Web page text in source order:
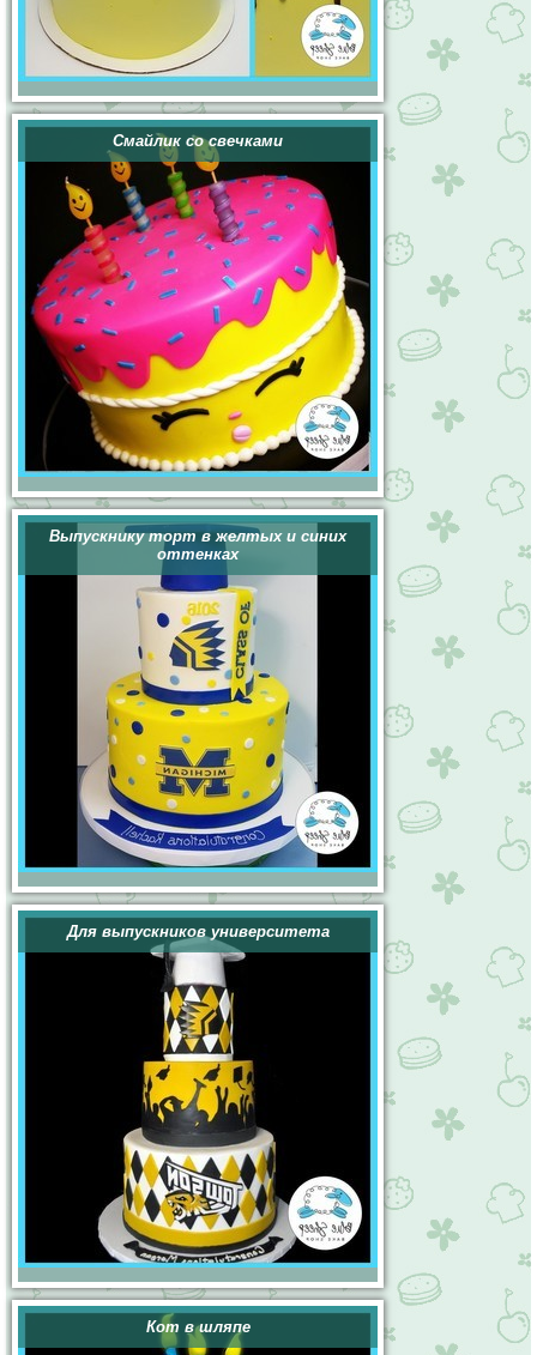
Смайлик со свечками
Выпускнику торт в желтых и синих
оттенках
Для выпускников университета
Кот в шляпе